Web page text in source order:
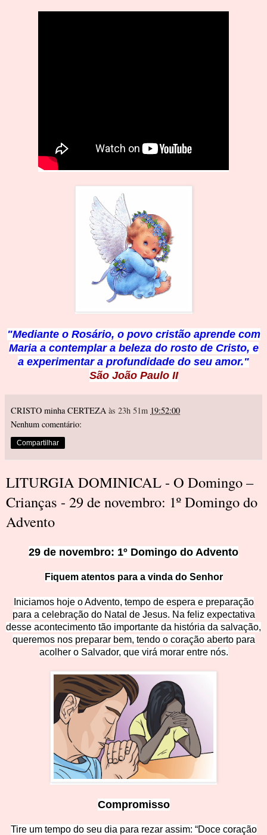
"Mediante o Rosário, o povo cristão aprende com
Maria a contemplar a beleza do rosto de Cristo, e
a experimentar a profundidade do seu amor."
São João Paulo II
CRISTO minha CERTEZA às 23h 51m 19:52:00
Nenhum comentário:
Compartilhar
LITURGIA DOMINICAL - O Domingo –
Crianças - 29 de novembro: 1º Domingo do
Advento
29 de novembro: 1º Domingo do Advento
Fiquem atentos para a vinda do Senhor
Iniciamos hoje o Advento, tempo de espera e preparação
para a celebração do Natal de Jesus. Na feliz expectativa
desse acontecimento tão importante da história da salvação,
queremos nos preparar bem, tendo o coração aberto para
acolher o Salvador, que virá morar entre nós.
Compromisso
Tire um tempo do seu dia para rezar assim: “Doce coração